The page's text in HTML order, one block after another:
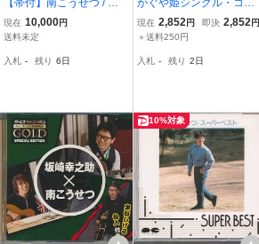
とりごと D35A0032 062
9*a
現在 10,000円
送料未定
入札 - 残り 6日
クション 青春を呼び起
こす、かぐや姫の名曲を
としてお届け
現在 2,852 円 即決 2,852 円
＋送料250円
入札 - 残り 2日
10%対象